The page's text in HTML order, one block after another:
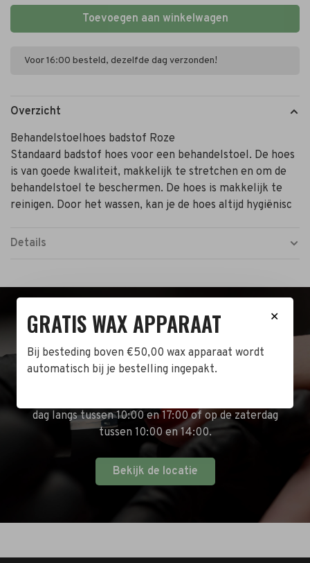
Toevoegen aan winkelwagen
Voor 16:00 besteld, dezelfde dag verzonden!
Overzicht
Behandelstoelhoes badstof Roze
Standaard badstof hoes voor een behandelstoel. De hoes
is van goede kwaliteit, makkelijk te stretchen en om de
behandelstoel te beschermen. De hoes is makkelijk te
reinigen. Door het wassen, kan je de hoes altijd hygiënisc
Details
BEZOEK DE WINKEL!
Naast de online shop hebben wij ook een fysieke
dag langs tussen 10:00 en 17:00 of op de zaterdag
tussen 10:00 en 14:00.
Bekijk de locatie
✕
GRATIS WAX APPARAAT
Bij besteding boven €50,00 wax apparaat wordt
automatisch bij je bestelling ingepakt.